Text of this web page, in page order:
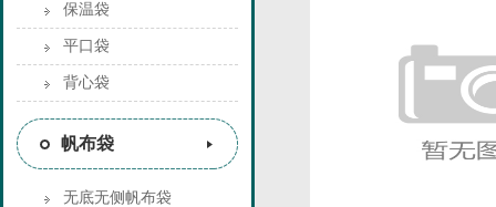
保温袋
平口袋
背心袋
帆布袋
无底无侧帆布袋